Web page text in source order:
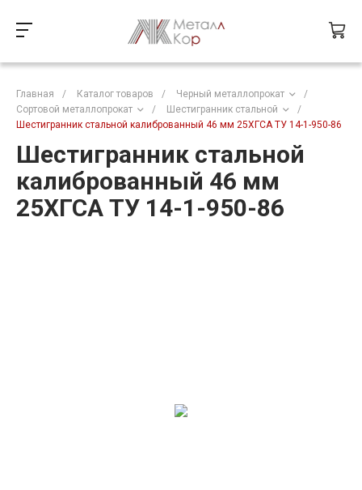
Главная / Каталог товаров / Черный металлопрокат
/
Сортовой металлопрокат
/ Шестигранник стальной
/
Шестигранник стальной калиброванный 46 мм 25ХГСА ТУ 14-1-950-86
Шестигранник стальной
калиброванный 46 мм
25ХГСА ТУ 14-1-950-86